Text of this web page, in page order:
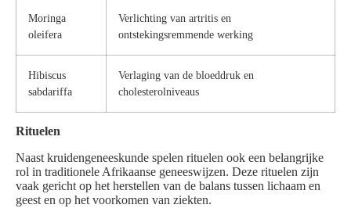
Moringa
oleifera
Verlichting van artritis en
ontstekingsremmende werking
Hibiscus
sabdariffa
Verlaging van de bloeddruk en
cholesterolniveaus
Rituelen
Naast kruidengeneeskunde spelen rituelen ook een belangrijke
rol in traditionele Afrikaanse geneeswijzen. Deze rituelen zijn
vaak gericht op het herstellen van de balans tussen lichaam en
geest en op het voorkomen van ziekten.